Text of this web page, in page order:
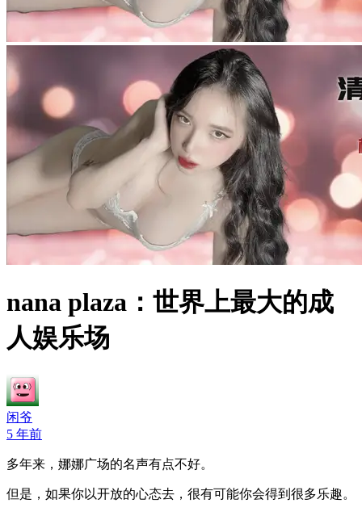
nana plaza：世界上最大的成
人娱乐场
闲爷
5 年前
多年来，娜娜广场的名声有点不好。
但是，如果你以开放的心态去，很有可能你会得到很多乐趣。